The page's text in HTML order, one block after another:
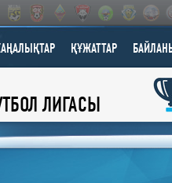
ҚҰЖАТТАР
ЛИГАСЫ